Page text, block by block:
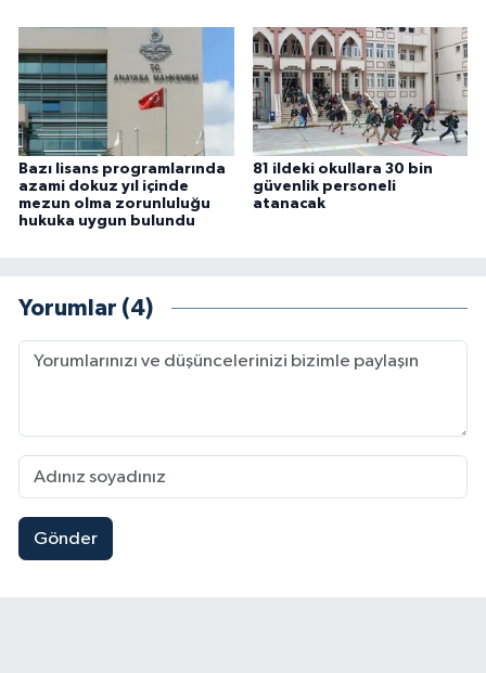
Bazı lisans programlarında
azami dokuz yıl içinde
mezun olma zorunluluğu
hukuka uygun bulundu
81 ildeki okullara 30 bin
güvenlik personeli
atanacak
Yorumlar (4)
Gönder